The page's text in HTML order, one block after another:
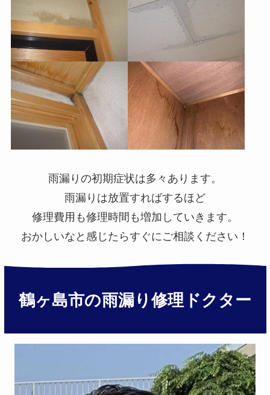
雨漏りの初期症状は多々あります。
雨漏りは放置すればするほど
修理費用も修理時間も増加していきます。
おかしいなと感じたらすぐにご相談ください！
鶴ヶ島市の雨漏り修理ドクター